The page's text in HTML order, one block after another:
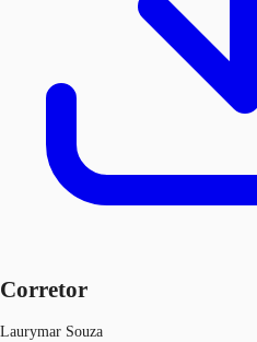
Corretor
Laurymar Souza